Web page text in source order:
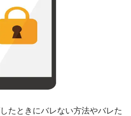
たときにバレない方法やバレた